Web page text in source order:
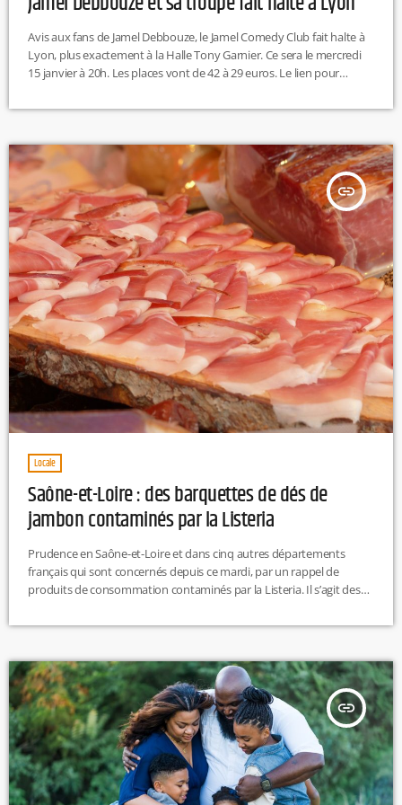
Avis aux fans de Jamel Debbouze, le Jamel Comedy Club fait halte à
Lyon, plus exactement à la Halle Tony Garnier. Ce sera le mercredi
15 janvier à 20h. Les places vont de 42 à 29 euros. Le lien pour
insert_link
Locale
Saône-et-Loire : des barquettes de dés de
jambon contaminés par la Listeria
Prudence en Saône-et-Loire et dans cinq autres départements
français qui sont concernés depuis ce mardi, par un rappel de
produits de consommation contaminés par la Listeria. Il s’agit des
Fassier. Sont concernées celles dont la date de péremption est fixée
rappel, la bactérie Listeria est un agent pathogène […]
insert_link